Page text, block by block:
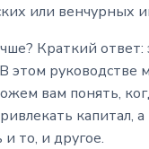
или венчурных
Краткий ответ:
этом руководстве
вам понять,
капитал, а
то, и другое.